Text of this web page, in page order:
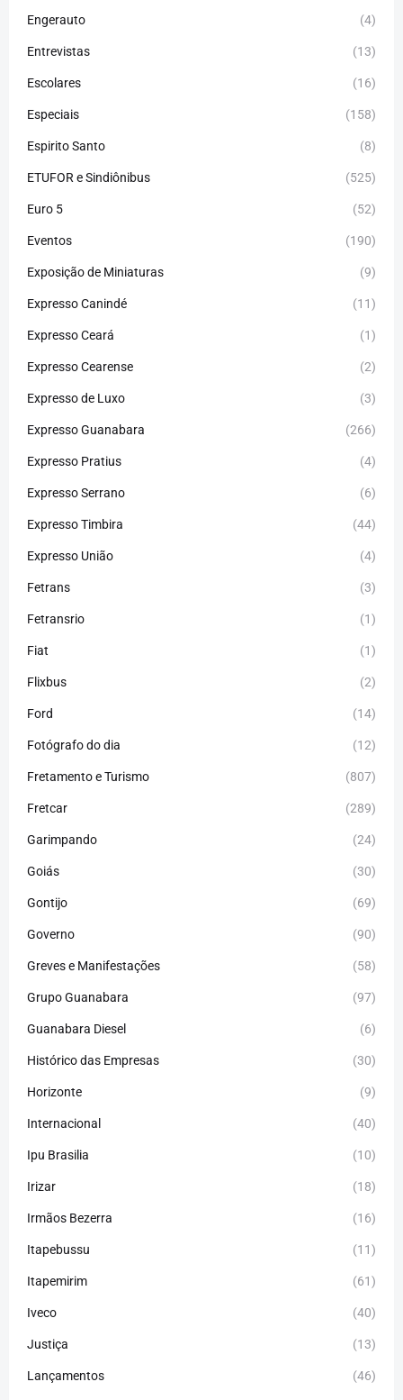
Engerauto (4)
Entrevistas (13)
Escolares (16)
Especiais (158)
Espirito Santo (8)
ETUFOR e Sindiônibus (525)
Euro 5 (52)
Eventos (190)
Exposição de Miniaturas (9)
Expresso Canindé (11)
Expresso Ceará (1)
Expresso Cearense (2)
Expresso de Luxo (3)
Expresso Guanabara (266)
Expresso Pratius (4)
Expresso Serrano (6)
Expresso Timbira (44)
Expresso União (4)
Fetrans (3)
Fetransrio (1)
Fiat (1)
Flixbus (2)
Ford (14)
Fotógrafo do dia (12)
Fretamento e Turismo (807)
Fretcar (289)
Garimpando (24)
Goiás (30)
Gontijo (69)
Governo (90)
Greves e Manifestações (58)
Grupo Guanabara (97)
Guanabara Diesel (6)
Histórico das Empresas (30)
Horizonte (9)
Internacional (40)
Ipu Brasilia (10)
Irizar (18)
Irmãos Bezerra (16)
Itapebussu (11)
Itapemirim (61)
Iveco (40)
Justiça (13)
Lançamentos (46)